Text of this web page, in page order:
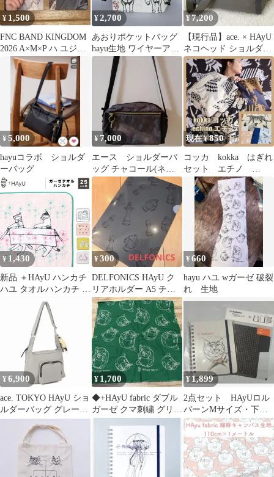
¥ 1,500
FNC BAND KINGDOM
2026 A×M×P ハ ユジュ
ン &クルー
¥2,700
あおりポケットバッグ
hayu生地 ワイヤーアー
ト柄
¥7,200
【現行品】ace. × HAyU
ネコヘッド ショルダー
バッグ 小川学コラボ
¥5,000
hayuコラボ ショルダ
ーバッグ
¥ 7,000
エース ショルダーバ
ッグ チャコール(ネコ
ヘッド柄) 小川学
現在 ¥850
コッカ kokka はぎれ
セット エチノ
echino ハユ hayu
¥ 1,430
新品 ＋HAyU ハンカチ
ハユ タオルハンカチ ガ
ーゼ 25×25cm ハンカチ
ギフト 綿100 日本製 小
川学 ワイヤーアート
KOKKA コッカ 猫 ネコ
おしゃれ かわいい プレ
ゼント
¥300
DELFONICS HAyU ク
リアホルダー A5 チェ
ス柄 クリアファイル
¥660
hayu ハユ wガーゼ 破裂
れ 生地
¥ 6,900
ace. TOKYO HAyU ショ
ルダーバッグ グレー
11L 猫 トラベル
¥ 1,700
◆+HAyU fabric ダブル
ガーゼ クマ刺繍 グリー
¥ 1,899
2点セット HAyUロル
バーンMサイズ・下敷
き ブラック